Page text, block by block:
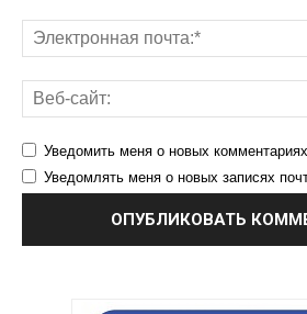
Уведомить меня о новых
Уведомлять меня о новых записях